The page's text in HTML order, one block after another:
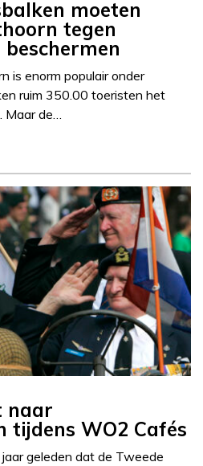
moeten
tegen
is enorm populair onder
ruim 350.00 toeristen het
Maar de…
naar
tijdens WO2 Cafés
geleden dat de Tweede